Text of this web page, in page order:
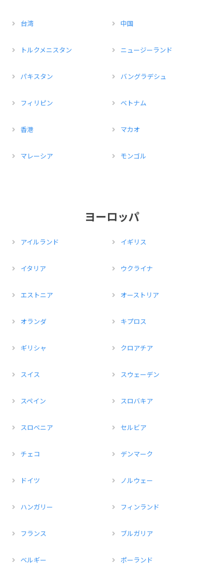
台湾 中国
トルクメニスタン ニュージーランド
パキスタン バングラデシュ
フィリピン ベトナム
香港 マカオ
マレーシア モンゴル
ヨーロッパ
アイルランド イギリス
イタリア ウクライナ
エストニア オーストリア
オランダ キプロス
ギリシャ クロアチア
スイス スウェーデン
スペイン スロバキア
スロベニア セルビア
チェコ デンマーク
ドイツ ノルウェー
ハンガリー フィンランド
フランス ブルガリア
ベルギー ポーランド